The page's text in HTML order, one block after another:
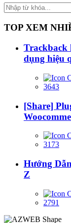
TOP XEM
Trackback
dụng hiệu
3643
[Share]
3173
Hướng
Z
2791